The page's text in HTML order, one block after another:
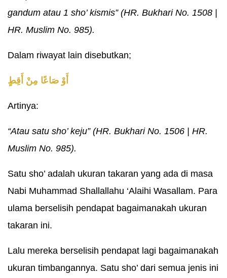
gandum atau 1 sho’ kismis” (HR. Bukhari No. 1508 |
HR. Muslim No. 985).
Dalam riwayat lain disebutkan;
أَوْ صَاعًا مِنْ أَقِطٍ
Artinya:
“Atau satu sho’ keju” (HR. Bukhari No. 1506 | HR.
Muslim No. 985).
Satu sho’ adalah ukuran takaran yang ada di masa
Nabi Muhammad Shallallahu ‘Alaihi Wasallam. Para
ulama berselisih pendapat bagaimanakah ukuran
takaran ini.
Lalu mereka berselisih pendapat lagi bagaimanakah
ukuran timbangannya. Satu sho’ dari semua jenis ini